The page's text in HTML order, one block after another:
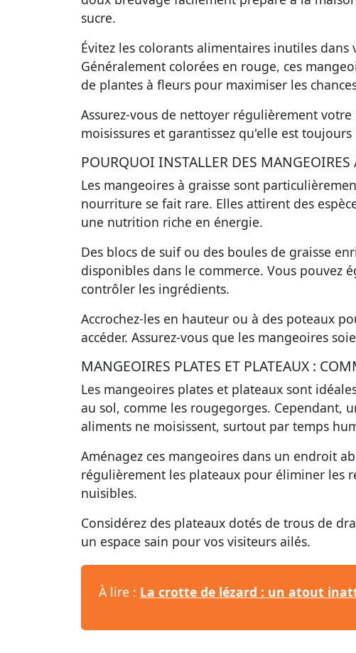
sucre.
Évitez les colorants alimentaires inutiles
Généralement colorées en rouge, ces
de plantes à fleurs pour maximiser les
Assurez-vous de nettoyer régulièrement
moisissures et garantissez qu'elle est
POURQUOI INSTALLER DES MANGEOIRES
Les mangeoires à graisse sont
nourriture se fait rare. Elles attirent des
une nutrition riche en énergie.
Des blocs de suif ou des boules de graisse
disponibles dans le commerce. Vous pouvez
contrôler les ingrédients.
Accrochez-les en hauteur ou à des poteaux
accéder. Assurez-vous que les mangeoires
MANGEOIRES PLATES ET PLATEAUX :
Les mangeoires plates et plateaux sont
au sol, comme les rougegorges. Cependant,
aliments ne moisissent, surtout par temps
Aménagez ces mangeoires dans un endroit
régulièrement les plateaux pour éliminer les
nuisibles.
Considérez des plateaux dotés de trous de
un espace sain pour vos visiteurs ailés.
À lire : La crotte de lézard : un atout